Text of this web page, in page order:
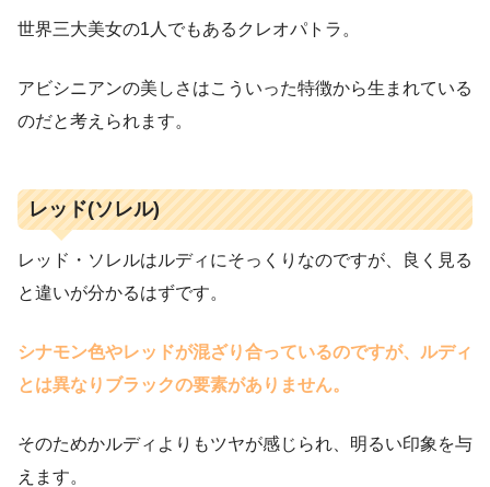
世界三大美女の1人でもあるクレオパトラ。
アビシニアンの美しさはこういった特徴から生まれている
のだと考えられます。
レッド(ソレル)
レッド・ソレルはルディにそっくりなのですが、良く見る
と違いが分かるはずです。
シナモン色やレッドが混ざり合っているのですが、ルディ
とは異なりブラックの要素がありません。
そのためかルディよりもツヤが感じられ、明るい印象を与
えます。